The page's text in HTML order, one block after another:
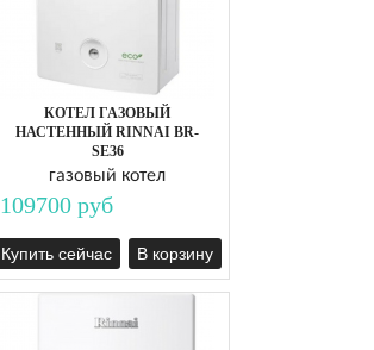
КОТЕЛ ГАЗОВЫЙ
НАСТЕННЫЙ RINNAI BR-
SE36
газовый котел
109700 руб
Купить сейчас В корзину